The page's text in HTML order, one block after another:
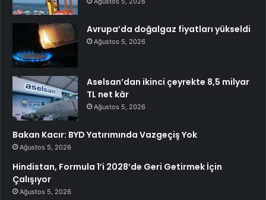
Avrupa’da doğalgaz fiyatları yükseldi
Ağustos 5, 2026
Aselsan’dan ikinci çeyrekte 8,5 milyar
TL net kâr
Ağustos 5, 2026
Bakan Kacır: BYD Yatırımında Vazgeçiş Yok
Ağustos 5, 2026
Hindistan, Formula 1’i 2028’de Geri Getirmek İçin
Çalışıyor
Ağustos 5, 2026